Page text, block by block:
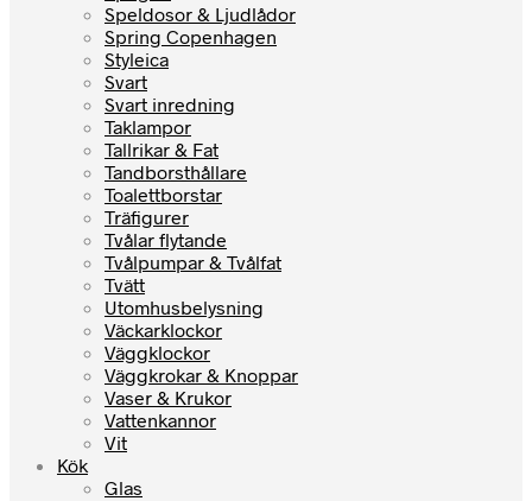
Speldosor & Ljudlådor
Spring Copenhagen
Styleica
Svart
Svart inredning
Taklampor
Tallrikar & Fat
Tandborsthållare
Toalettborstar
Träfigurer
Tvålar flytande
Tvålpumpar & Tvålfat
Tvätt
Utomhusbelysning
Väckarklockor
Väggklockor
Väggkrokar & Knoppar
Vaser & Krukor
Vattenkannor
Vit
Kök
Glas